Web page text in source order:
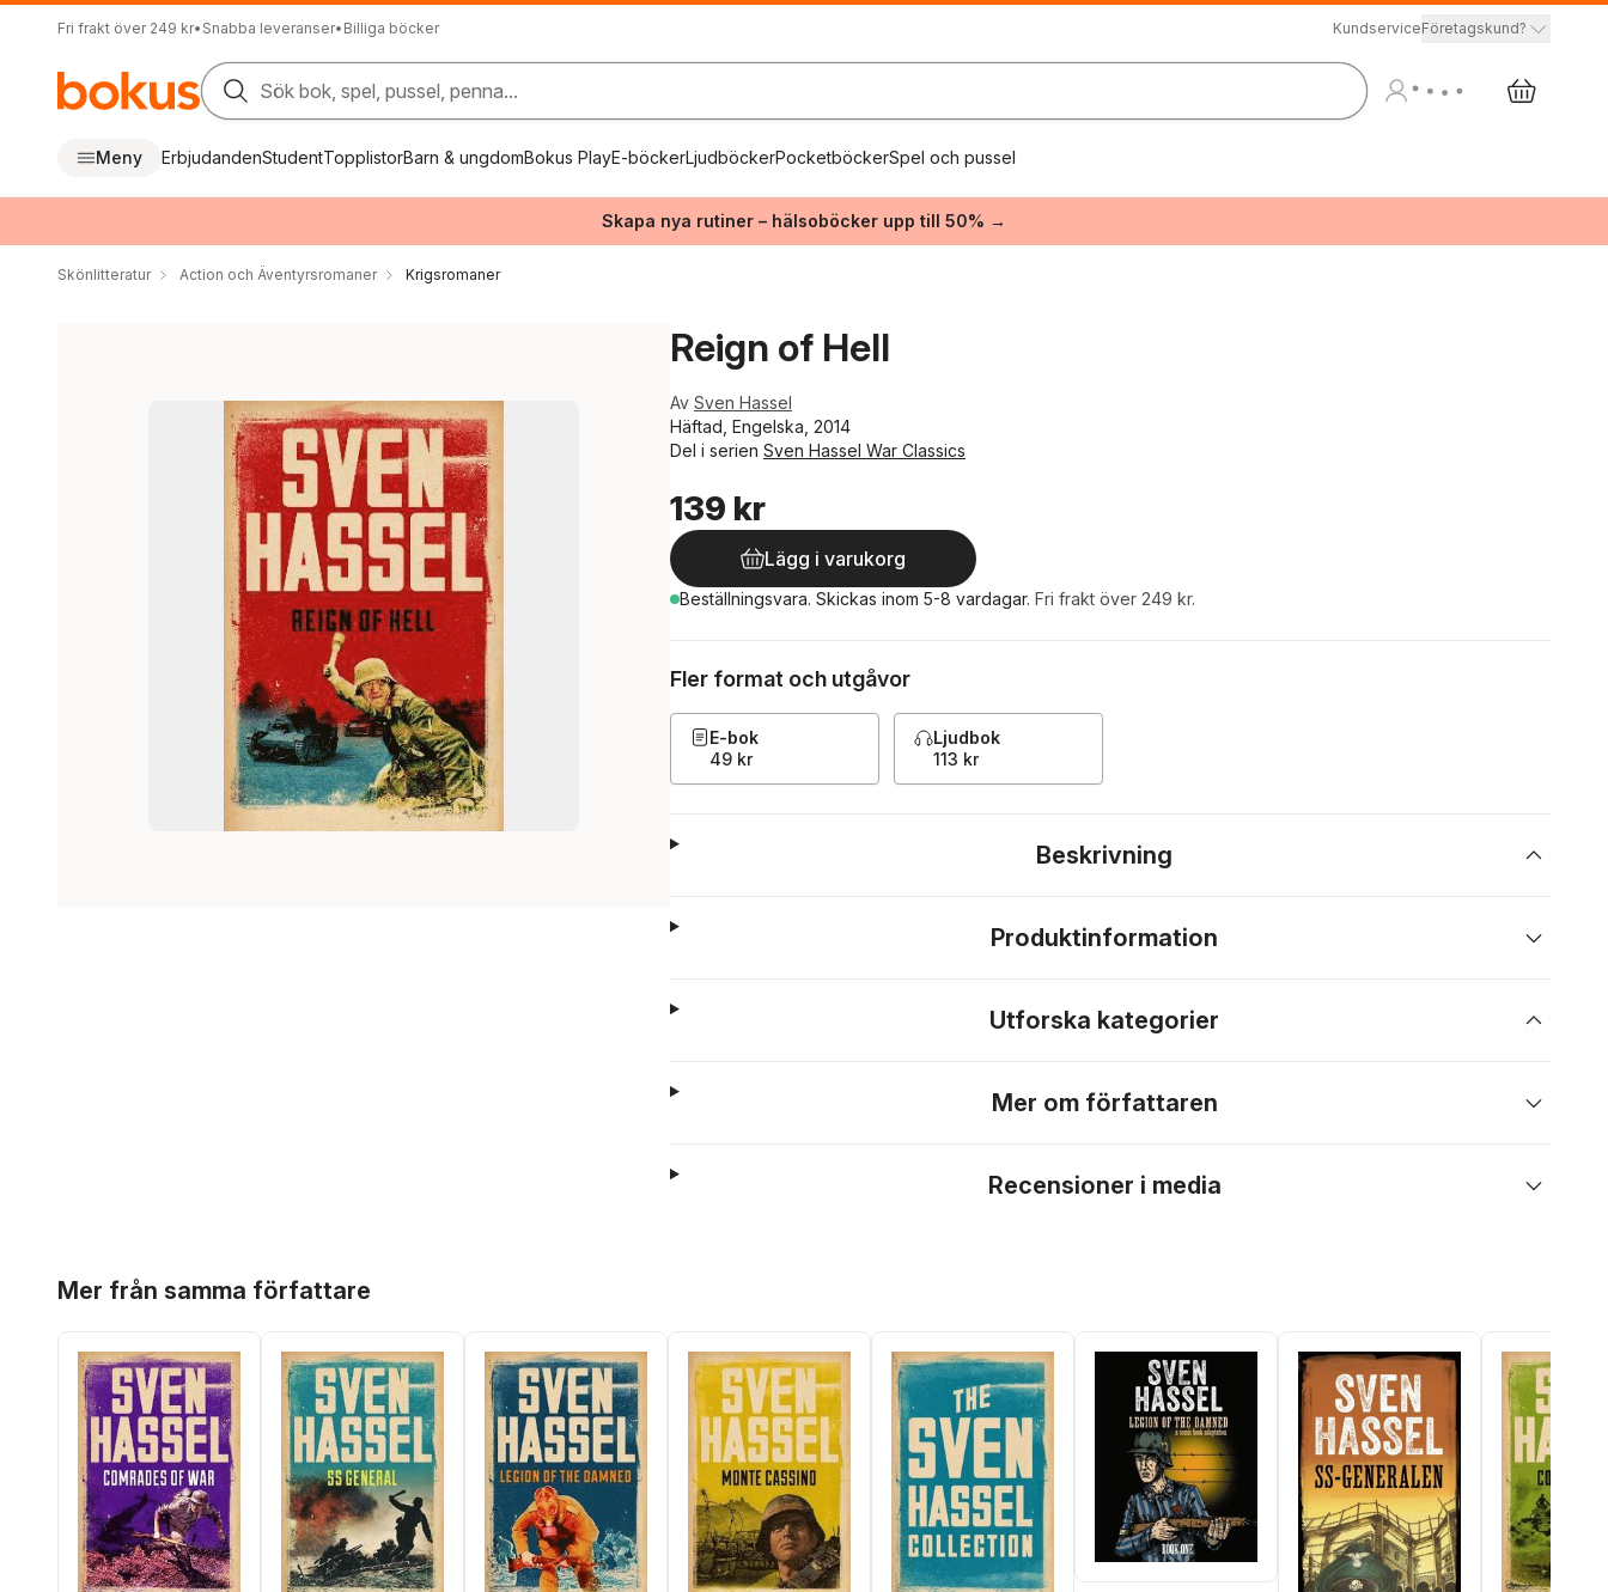
Fri frakt över 249 kr• Snabba leveranser• Billiga böcker KundserviceFöretagskund?
Sök bok, spel, pussel, penna...
Meny ErbjudandenStudentTopplistorBarn & ungdomBokus PlayE-böckerLjudböckerPocketböckerSpel och pussel
Skapa nya rutiner – hälsoböcker upp till 50% →
Skönlitteratur Action och Äventyrsromaner Krigsromaner
Reign of Hell
Av Sven Hassel
Häftad, Engelska, 2014
Del i serien Sven Hassel War Classics
139 kr
Lägg i varukorg
Beställningsvara. Skickas inom 5-8 vardagar. Fri frakt över 249 kr.
Fler format och utgåvor
E-bok
49 kr
Ljudbok
113 kr
Beskrivning
Produktinformation
Utforska kategorier
Mer om författaren
Recensioner i media
Mer från samma författare